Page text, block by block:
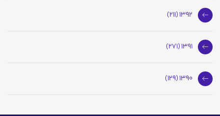
1392 (211)
1391 (271)
1390 (129)